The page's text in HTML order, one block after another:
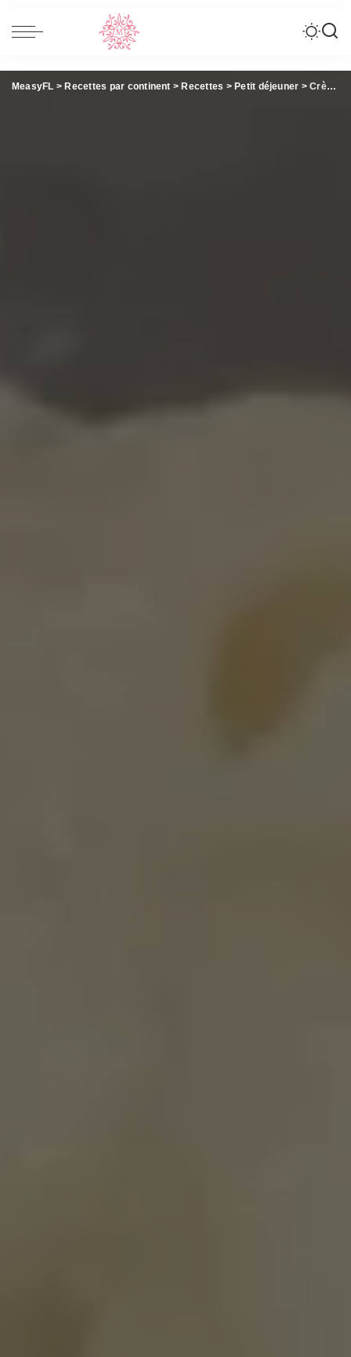
MeasyFL > Recettes par continent > Recettes > Petit déjeuner >Crème pâtissière